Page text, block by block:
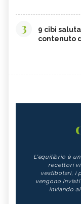
3
9 cibi
contenuto
L'equilibrio è
recettori
vestibolari, i
vengono
inviando